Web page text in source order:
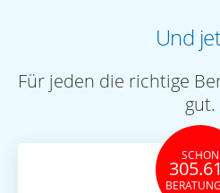
Und
Für jeden die richtige
gut.
SCHON